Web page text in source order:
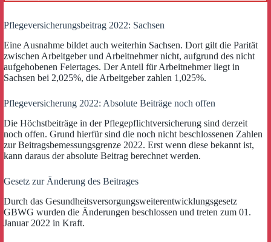
Pflegeversicherungsbeitrag 2022: Sachsen
Eine Ausnahme bildet auch weiterhin Sachsen. Dort gilt die Parität
zwischen Arbeitgeber und Arbeitnehmer nicht, aufgrund des nicht
aufgehobenen Feiertages. Der Anteil für Arbeitnehmer liegt in
Sachsen bei 2,025%, die Arbeitgeber zahlen 1,025%.
Pflegeversicherung 2022: Absolute Beiträge noch offen
Die Höchstbeiträge in der Pflegepflichtversicherung sind derzeit
noch offen. Grund hierfür sind die noch nicht beschlossenen Zahlen
zur Beitragsbemessungsgrenze 2022. Erst wenn diese bekannt ist,
kann daraus der absolute Beitrag berechnet werden.
Gesetz zur Änderung des Beitrages
Durch das Gesundheitsversorgungsweiterentwicklungsgesetz
GBWG wurden die Änderungen beschlossen und treten zum 01.
Januar 2022 in Kraft.